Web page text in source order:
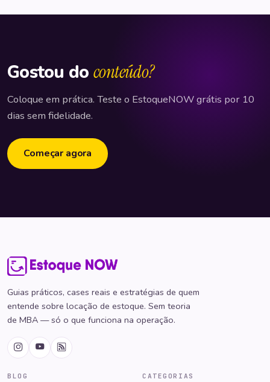
Gostou do conteúdo?
Coloque em prática. Teste o EstoqueNOW grátis por 10
dias sem fidelidade.
Começar agora
Guias práticos, cases reais e estratégias de quem
entende sobre locação de estoque. Sem teoria
de MBA — só o que funciona na operação.
BLOG CATEGORIAS